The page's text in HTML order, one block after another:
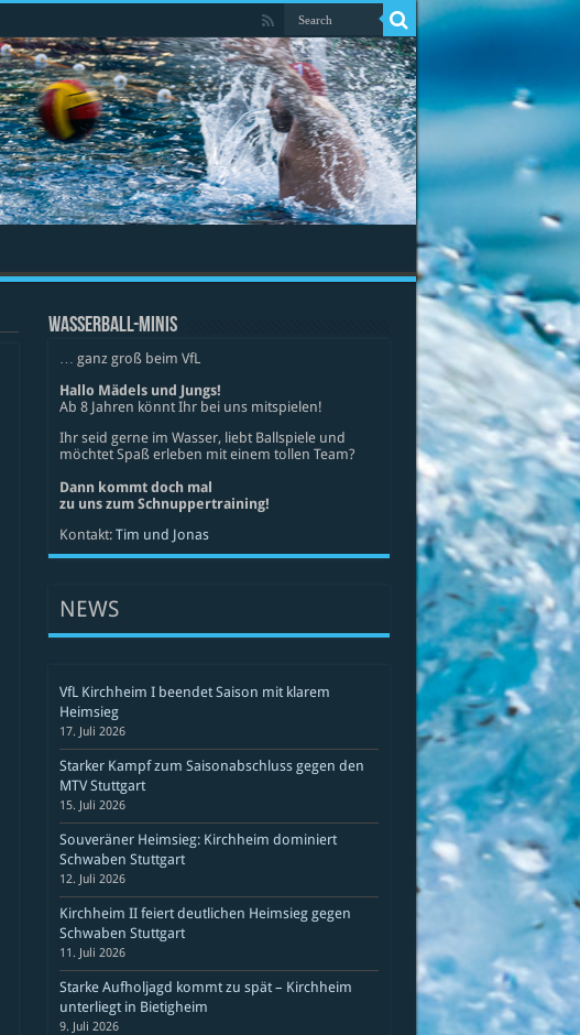
WASSERBALL-MINIS
… ganz groß beim VfL
Hallo Mädels und Jungs!
Ab 8 Jahren könnt Ihr bei uns mitspielen!
Ihr seid gerne im Wasser, liebt Ballspiele und
möchtet Spaß erleben mit einem tollen Team?
Dann kommt doch mal
zu uns zum Schnuppertraining!
Kontakt: Tim und Jonas
NEWS
VfL Kirchheim I beendet Saison mit klarem
Heimsieg
17. Juli 2026
Starker Kampf zum Saisonabschluss gegen den
MTV Stuttgart
15. Juli 2026
Souveräner Heimsieg: Kirchheim dominiert
Schwaben Stuttgart
12. Juli 2026
Kirchheim II feiert deutlichen Heimsieg gegen
Schwaben Stuttgart
11. Juli 2026
Starke Aufholjagd kommt zu spät – Kirchheim
unterliegt in Bietigheim
9. Juli 2026